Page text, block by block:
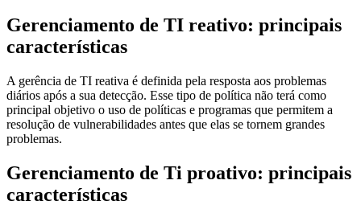
Gerenciamento de TI reativo: principais
características
A gerência de TI reativa é definida pela resposta aos problemas
diários após a sua detecção. Esse tipo de política não terá como
principal objetivo o uso de políticas e programas que permitem a
resolução de vulnerabilidades antes que elas se tornem grandes
problemas.
Gerenciamento de Ti proativo: principais
características